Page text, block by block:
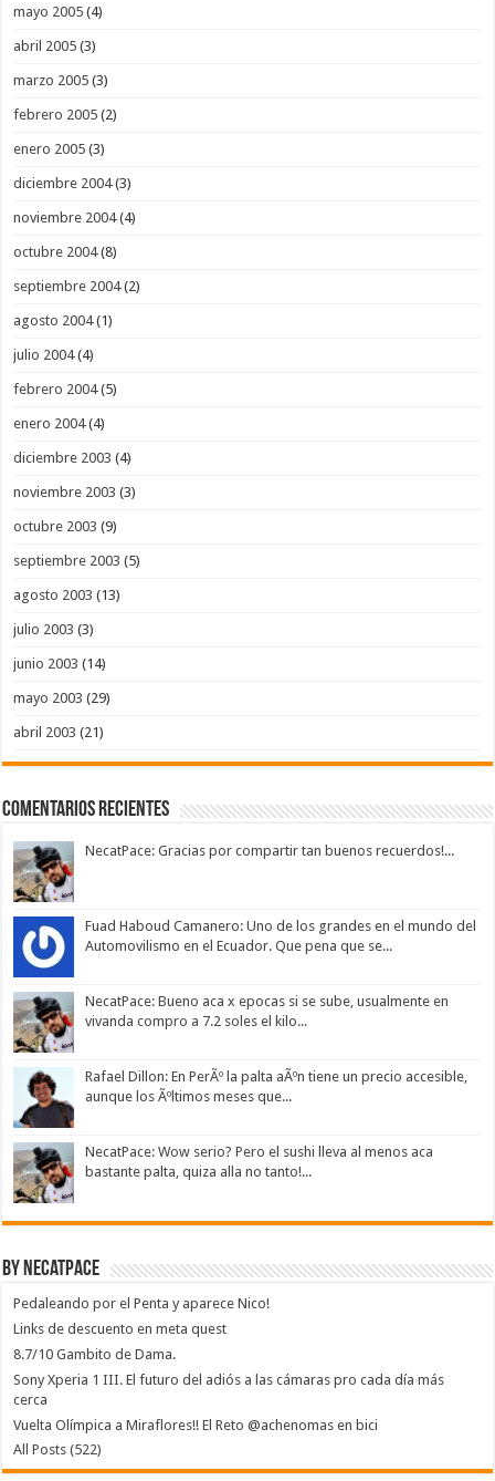
mayo 2005 (4)
abril 2005 (3)
marzo 2005 (3)
febrero 2005 (2)
enero 2005 (3)
diciembre 2004(3)
noviembre 2004(4)
octubre 2004(8)
septiembre 2004(2)
agosto 2004(1)
julio 2004(4)
febrero 2004(5)
enero 2004(4)
diciembre 2003 (4)
noviembre 2003 (3)
octubre 2003 (9)
septiembre 2003 (5)
agosto 2003 (13)
julio 2003 (3)
junio 2003 (14)
mayo 2003 (29)
abril 2003 (21)
Comentarios Recientes
NecatPace: Gracias por compartir tan buenos recuerdos!...
Fuad Haboud Camanero: Uno de los grandes en el mundo del
Automovilismo en el Ecuador. Que pena que se...
NecatPace: Bueno aca x epocas si se sube, usualmente en
vivanda compro a 7.2 soles el kilo...
Rafael Dillon: En PerÃº la palta aÃºn tiene un precio accesible,
aunque los Ãºltimos meses que...
NecatPace: Wow serio? Pero el sushi lleva al menos aca
bastante palta, quiza alla no tanto!...
By NecatPace
Pedaleando por el Penta y aparece Nico!
Links de descuento en meta quest
8.7/10 Gambito de Dama.
Sony Xperia 1 III. El futuro del adiós a las cámaras pro cada día más
cerca
Vuelta Olímpica a Miraflores!! El Reto @achenomas en bici
All Posts (522)